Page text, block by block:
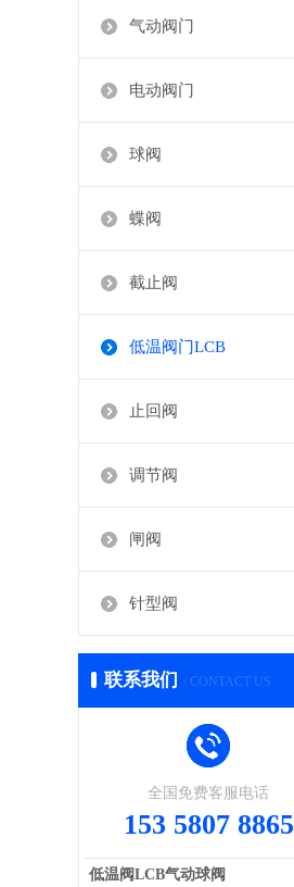
气动阀门
电动阀门
球阀
蝶阀
截止阀
低温阀门LCB
止回阀
调节阀
闸阀
针型阀
联系我们 / CONTACT US
全国免费客服电话
153 5807 8865
低温阀LCB气动球阀